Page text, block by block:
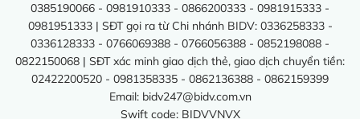
0385190066 - 0981910333 - 0866200333 - 0981915333 -
0981951333 | SĐT gọi ra từ Chi nhánh BIDV: 0336258333 -
0336128333 - 0766069388 - 0766056388 - 0852198088 -
0822150068 | SĐT xác minh giao dịch thẻ, giao dịch chuyển tiền:
02422200520 - 0981358335 - 0862136388 - 0862159399
Email: bidv247@bidv.com.vn
Swift code: BIDVVNVX